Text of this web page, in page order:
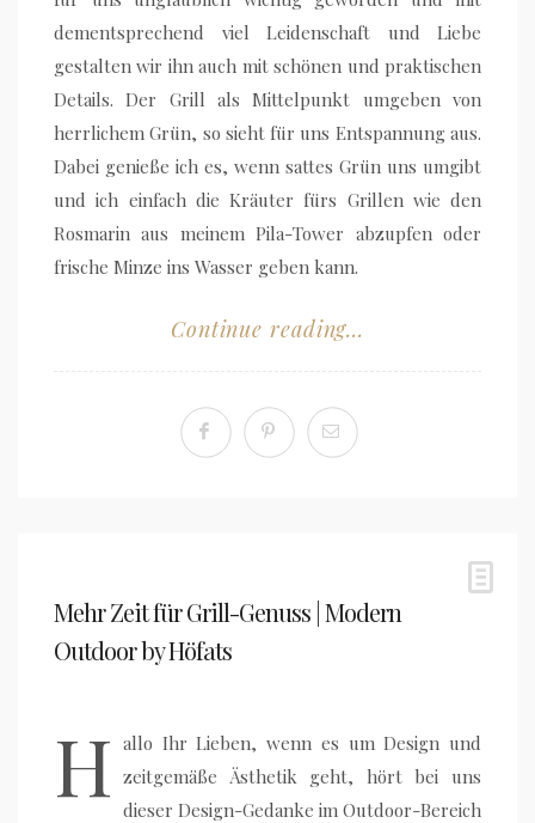
dementsprechend viel Leidenschaft und Liebe
gestalten wir ihn auch mit schönen und praktischen
Details. Der Grill als Mittelpunkt umgeben von
herrlichem Grün, so sieht für uns Entspannung aus.
Dabei genieße ich es, wenn sattes Grün uns umgibt
und ich einfach die Kräuter fürs Grillen wie den
Rosmarin aus meinem Pila-Tower abzupfen oder
frische Minze ins Wasser geben kann.
Continue reading...
Mehr Zeit für Grill-Genuss | Modern
Outdoor by Höfats
H allo Ihr Lieben, wenn es um Design und
zeitgemäße Ästhetik geht, hört bei uns
dieser Design-Gedanke im Outdoor-Bereich